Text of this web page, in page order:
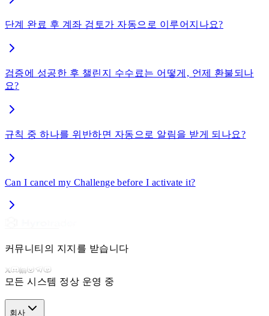
단계 완료 후 계좌 검토가 자동으로 이루어지나요?
검증에 성공한 후 챌린지 수수료는 어떻게, 언제 환불되나
요?
규칙 중 하나를 위반하면 자동으로 알림을 받게 되나요?
Can I cancel my Challenge before I activate it?
커뮤니티의 지지를 받습니다
모든 시스템 정상 운영 중
회사